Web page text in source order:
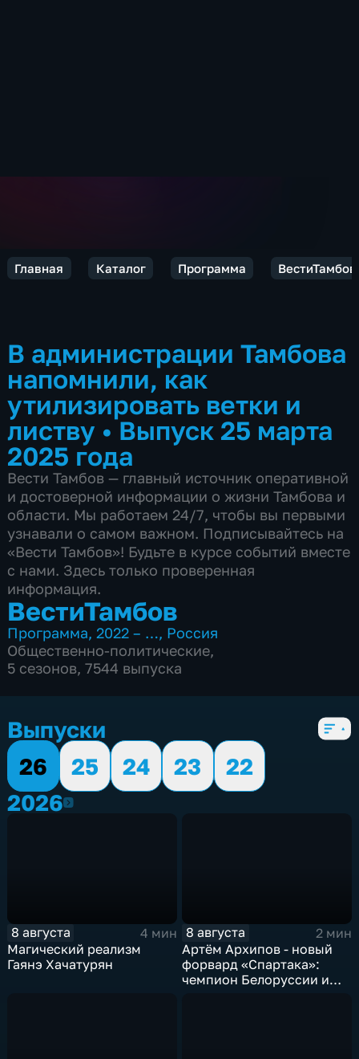
Главная Каталог Программа ВестиТамбов
В администрации Тамбова
напомнили, как
утилизировать ветки и
листву •Выпуск 25 марта
2025 года
Вести Тамбов — главный источник оперативной
и достоверной информации о жизни Тамбова и
области. Мы работаем 24/7, чтобы вы первыми
узнавали о самом важном. Подписывайтесь на
«Вести Тамбов»! Будьте в курсе событий вместе
с нами. Здесь только проверенная
информация.
ВестиТамбов
Программа,2022 – …, Россия
Общественно-политические,
5 сезонов, 7544 выпуска
Выпуски
26
25 24 23
22
20262026
8 августа
4 мин
Магический реализм
Гаянэ Хачатурян
8 августа
2 мин
Артём Архипов - новый
форвард «Спартака»:
чемпион Белоруссии и